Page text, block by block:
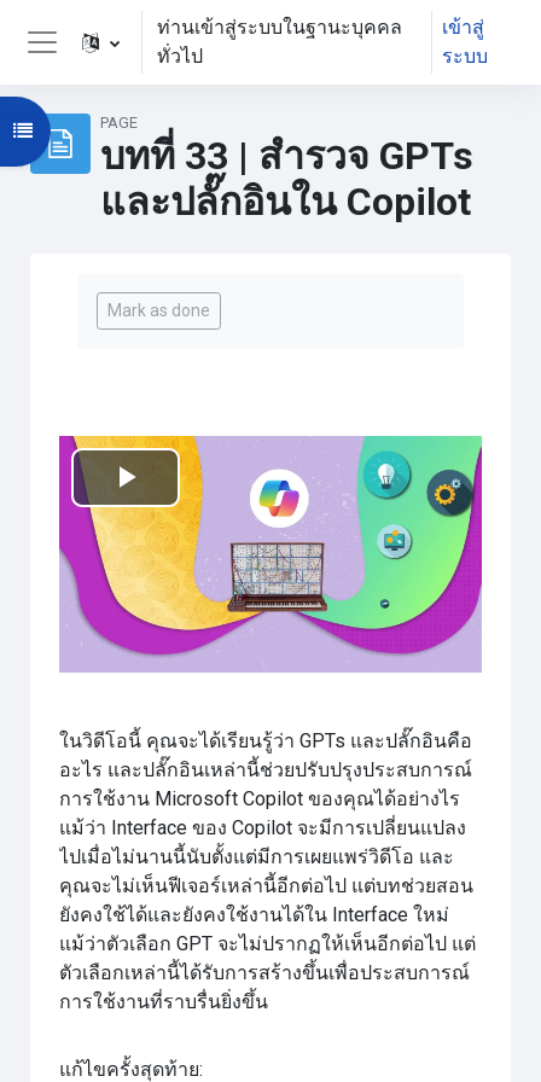
ข้ามไปที่เนื้อหาหลัก
Side panel
ท่านเข้าสู่ระบบในฐานะบุคคล
ทั่วไป
เข้าสู่
ระบบ
PAGE
บทที่ 33 | สำรวจ GPTs
และปลั๊กอินใน Copilot
Open course index
Mark as done
เล่น
วิดีโอ
ในวิดีโอนี้ คุณจะได้เรียนรู้ว่า GPTs และปลั๊กอินคือ
อะไร และปลั๊กอินเหล่านี้ช่วยปรับปรุงประสบการณ์
การใช้งาน Microsoft Copilot ของคุณได้อย่างไร
แม้ว่า Interface ของ Copilot จะมีการเปลี่ยนแปลง
ไปเมื่อไม่นานนี้นับตั้งแต่มีการเผยแพร่วิดีโอ และ
คุณจะไม่เห็นฟีเจอร์เหล่านี้อีกต่อไป แต่บทช่วยสอน
ยังคงใช้ได้และยังคงใช้งานได้ใน Interface ใหม่
แม้ว่าตัวเลือก GPT จะไม่ปรากฏให้เห็นอีกต่อไป แต่
ตัวเลือกเหล่านี้ได้รับการสร้างขึ้นเพื่อประสบการณ์
การใช้งานที่ราบรื่นยิ่งขึ้น
แก้ไขครั้งสุดท้าย: